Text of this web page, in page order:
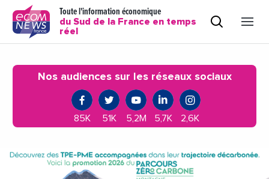
Toute l'information économique
du Sud de la France en temps
réel
Nos audiences sur les réseaux sociaux
85K 51K 5,2M 5,7K 2,6K